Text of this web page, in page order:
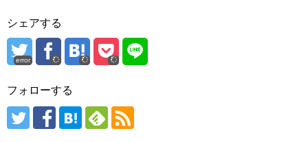
シェアする
error
フォローする